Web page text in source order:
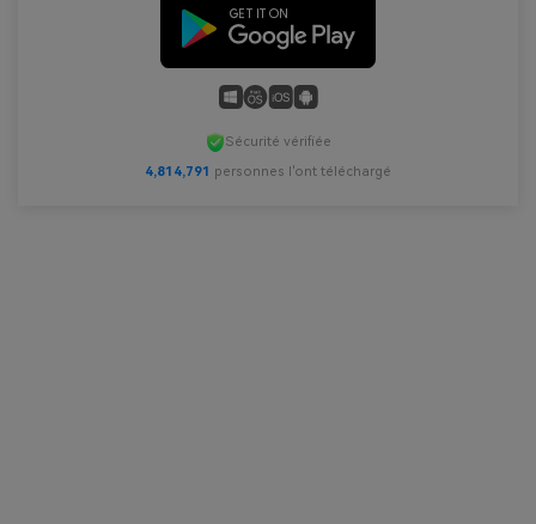
Sécurité vérifiée
4,814,792
personnes l'ont téléchargé